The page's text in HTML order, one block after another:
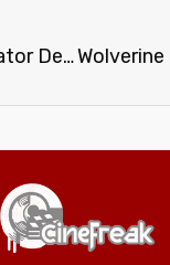
Morre o ator Dennis Farina